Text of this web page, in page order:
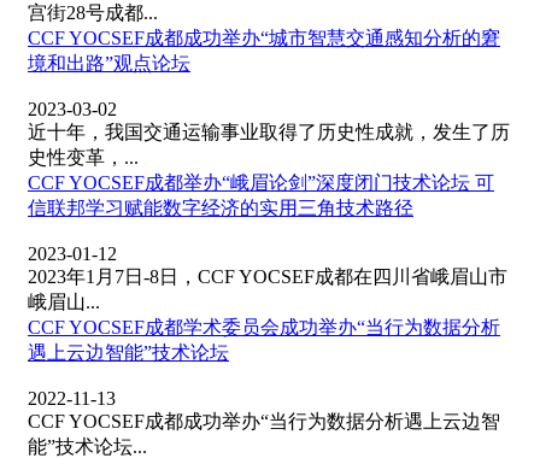
宫街28号成都...
CCF YOCSEF成都成功举办“城市智慧交通感知分析的窘
境和出路”观点论坛
2023-03-02
近十年，我国交通运输事业取得了历史性成就，发生了历
史性变革，...
CCF YOCSEF成都举办“峨眉论剑”深度闭门技术论坛 可
信联邦学习赋能数字经济的实用三角技术路径
2023-01-12
2023年1月7日-8日，CCF YOCSEF成都在四川省峨眉山市
峨眉山...
CCF YOCSEF成都学术委员会成功举办“当行为数据分析
遇上云边智能”技术论坛
2022-11-13
CCF YOCSEF成都成功举办“当行为数据分析遇上云边智
能”技术论坛...